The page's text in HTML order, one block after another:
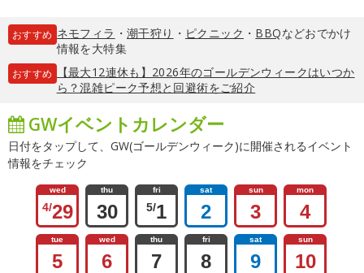
おすすめ ネモフィラ ・ 潮干狩り ・ ピクニック ・ BBQなどおでかけ
情報を大特集
おすすめ
【最大12連休も】2026年のゴールデンウィークはいつか
ら？混雑ピーク予想と回避術をご紹介
GWイベントカレンダー
日付をタップして、GW(ゴールデンウィーク)に開催されるイベント
情報をチェック
wed
4/29
thu
30
fri
5/1
sat
2
sun
3
mon
4
tue
5
wed
6
thu
7
fri
8
sat
9
sun
10